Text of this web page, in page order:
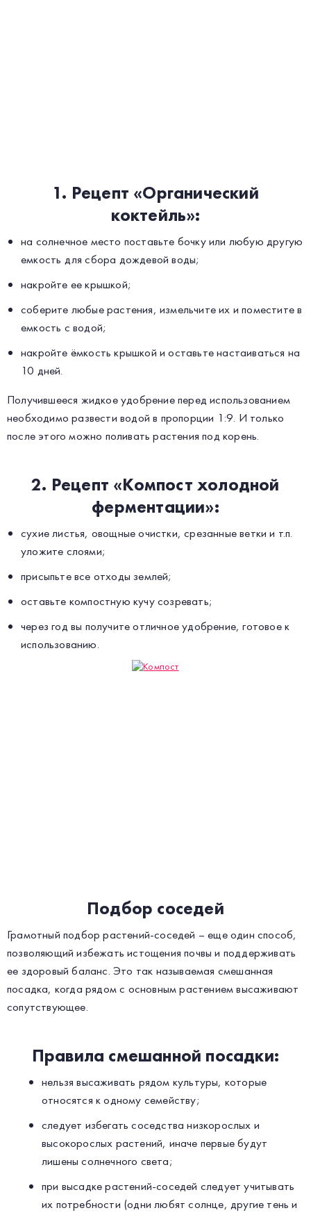
1. Рецепт «Органический
коктейль»:
на солнечное место поставьте бочку или любую другую
емкость для сбора дождевой воды;
накройте ее крышкой;
соберите любые растения, измельчите их и поместите в
емкость с водой;
накройте ёмкость крышкой и оставьте настаиваться на
10 дней.
Получившееся жидкое удобрение перед использованием
необходимо развести водой в пропорции 1:9. И только
после этого можно поливать растения под корень.
2. Рецепт «Компост холодной
ферментации»:
сухие листья, овощные очистки, срезанные ветки и т.п.
уложите слоями;
присыпьте все отходы землей;
оставьте компостную кучу созревать;
через год вы получите отличное удобрение, готовое к
использованию.
Подбор соседей
Грамотный подбор растений-соседей – еще один способ,
позволяющий избежать истощения почвы и поддерживать
ее здоровый баланс. Это так называемая смешанная
посадка, когда рядом с основным растением высаживают
сопутствующее.
Правила смешанной посадки:
нельзя высаживать рядом культуры, которые
относятся к одному семейству;
следует избегать соседства низкорослых и
высокорослых растений, иначе первые будут
лишены солнечного света;
при высадке растений-соседей следует учитывать
их потребности (одни любят солнце, другие тень и